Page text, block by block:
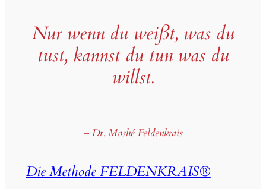
Nur wenn du weißt, was du
tust, kannst du tun was du
willst.
– Dr. Moshé Feldenkrais
Die Methode FELDENKRAIS®